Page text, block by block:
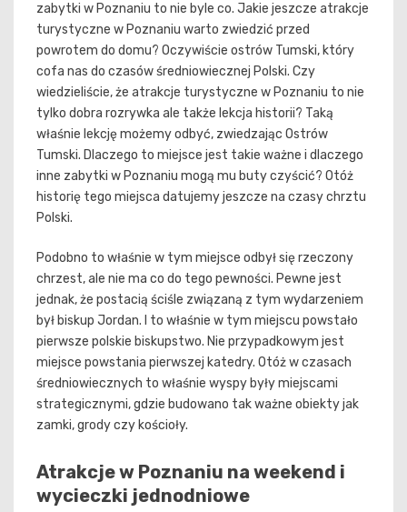
zabytki w Poznaniu to nie byle co. Jakie jeszcze atrakcje
turystyczne w Poznaniu warto zwiedzić przed
powrotem do domu? Oczywiście ostrów Tumski, który
cofa nas do czasów średniowiecznej Polski. Czy
wiedzieliście, że atrakcje turystyczne w Poznaniu to nie
tylko dobra rozrywka ale także lekcja historii? Taką
właśnie lekcję możemy odbyć, zwiedzając Ostrów
Tumski. Dlaczego to miejsce jest takie ważne i dlaczego
inne zabytki w Poznaniu mogą mu buty czyścić? Otóż
historię tego miejsca datujemy jeszcze na czasy chrztu
Polski.
Podobno to właśnie w tym miejsce odbył się rzeczony
chrzest, ale nie ma co do tego pewności. Pewne jest
jednak, że postacią ściśle związaną z tym wydarzeniem
był biskup Jordan. I to właśnie w tym miejscu powstało
pierwsze polskie biskupstwo. Nie przypadkowym jest
miejsce powstania pierwszej katedry. Otóż w czasach
średniowiecznych to właśnie wyspy były miejscami
strategicznymi, gdzie budowano tak ważne obiekty jak
zamki, grody czy kościoły.
Atrakcje w Poznaniu na weekend i
wycieczki jednodniowe